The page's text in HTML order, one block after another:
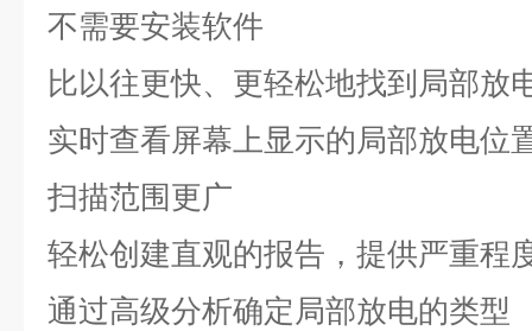
不需要安装软件
比以往更快、更轻松地找到局部放
实时查看屏幕上显示的局部放电位
扫描范围更广
轻松创建直观的报告，提供严重程
通过高级分析确定局部放电的类型